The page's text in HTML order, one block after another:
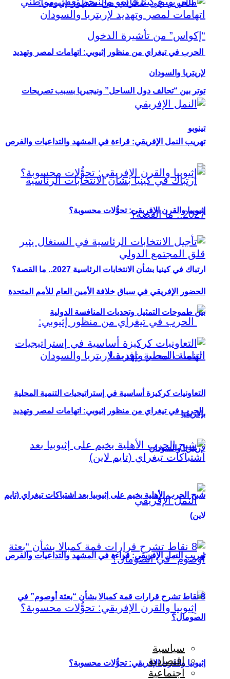
توتر بين “تحالف دول الساحل” ونيجيريا بسبب تصريحات
تينوبو
ارتباك في كينيا بشأن الانتخابات الرئاسية 2027.. ما القصة؟
الحرب في تيغراي من منظور إثيوبي: اتهامات لمصر وتهديد
لإريتريا والسودان
تهريب النمل الإفريقي: قراءة في المشهد والتداعيات والفرص
إثيوبيا والقرن الإفريقي: تحوُّلات محسوبة؟
الحرب في تيغراي من منظور إثيوبي: اتهامات لمصر وتهديد
لإريتريا والسودان
تهريب النمل الإفريقي: قراءة في المشهد والتداعيات والفرص
إثيوبيا والقرن الإفريقي: تحوُّلات محسوبة؟
الحضور الإفريقي في سباق خلافة الأمين العام للأمم المتحدة
بين طموحات التمثيل وتحديات المنافسة الدولية
التعاونيات كركيزة أساسية في إستراتيجيات التنمية المحلية
بإفريقيا
شبح الحرب الأهلية يخيم على إثيوبيا بعد اشتباكات تيغراي (تايم
لاين)
8 نقاط تشرح قرارات قمة كمبالا بشأن “بعثة أوصوم” في
الصومال؟
سياسية
اقتصادية
اجتماعية